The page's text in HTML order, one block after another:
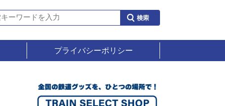
プライバシーポリシー